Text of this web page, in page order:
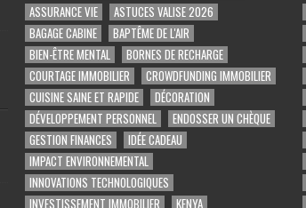
ASSURANCE VIE
ASTUCES VALISE 2026
BAGAGE CABINE
BAPTÊME DE L'AIR
BIEN-ÊTRE MENTAL
BORNES DE RECHARGE
COURTAGE IMMOBILIER
CROWDFUNDING IMMOBILIER
CUISINE SAINE ET RAPIDE
DÉCORATION
DÉVELOPPEMENT PERSONNEL
ENDOSSER UN CHÈQUE
GESTION FINANCES
IDÉE CADEAU
IMPACT ENVIRONNEMENTAL
INNOVATIONS TECHNOLOGIQUES
INVESTISSEMENT IMMOBILIER
KENYA